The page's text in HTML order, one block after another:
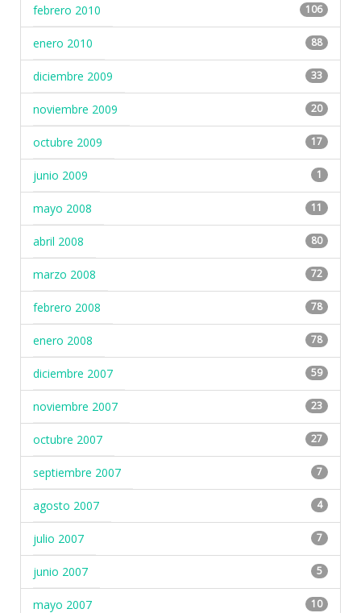
febrero 2010 106
enero 2010 88
diciembre 2009 33
noviembre 2009 20
octubre 2009 17
junio 2009 1
mayo 2008 11
abril 2008 80
marzo 2008 72
febrero 2008 78
enero 2008 78
diciembre 2007 59
noviembre 2007 23
octubre 2007 27
septiembre 2007 7
agosto 2007 4
julio 2007 7
junio 2007 5
mayo 2007 10